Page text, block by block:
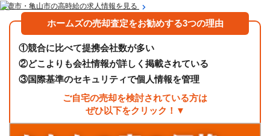
鈴鹿市・亀山市の高時給の求人情報を見る
ホームズの売却査定をお勧めする3つの理由
①競合に比べて提携会社数が多い
②どこよりも会社情報が詳しく掲載されている
③国際基準のセキュリティで個人情報を管理
ご自宅の売却を検討されている方は
ぜひ以下をクリック！▼